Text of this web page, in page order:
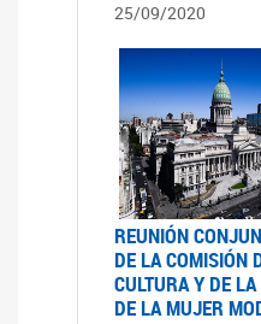
25/09/2020
REUNIÓN
DE LA COMISIÓN
CULTURA Y DE
DE LA MUJER